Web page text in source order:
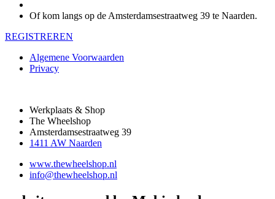
Of kom langs op de Amsterdamsestraatweg 39 te Naarden.
REGISTREREN
Algemene Voorwaarden
Privacy
Werkplaats & Shop
The Wheelshop
Amsterdamsestraatweg 39
1411 AW Naarden
www.thewheelshop.nl
info@thewheelshop.nl